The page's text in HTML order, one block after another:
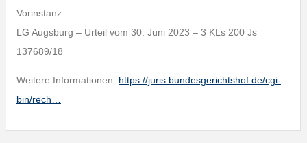
Vorinstanz:
LG Augsburg – Urteil vom 30. Juni 2023 – 3 KLs 200 Js
137689/18
Weitere Informationen: https://juris.bundesgerichtshof.de/cgi-
bin/rech…